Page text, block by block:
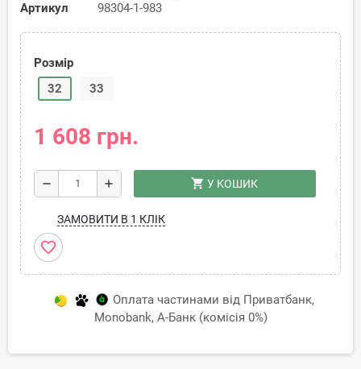
Артикул
98304-1-983
Розмір
32
33
1 608 грн.
remove add shopping_cart У КОШИК
ЗАМОВИТИ В 1 КЛІК
favorite_border
Оплата частинами від Приватбанк,
Monobank, А-Банк (комісія 0%)